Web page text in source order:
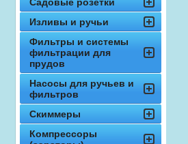
Изливы и ручьи
Фильтры и системы
фильтрации для
прудов
Насосы для ручьев и
фильтров
Скиммеры
Компрессоры